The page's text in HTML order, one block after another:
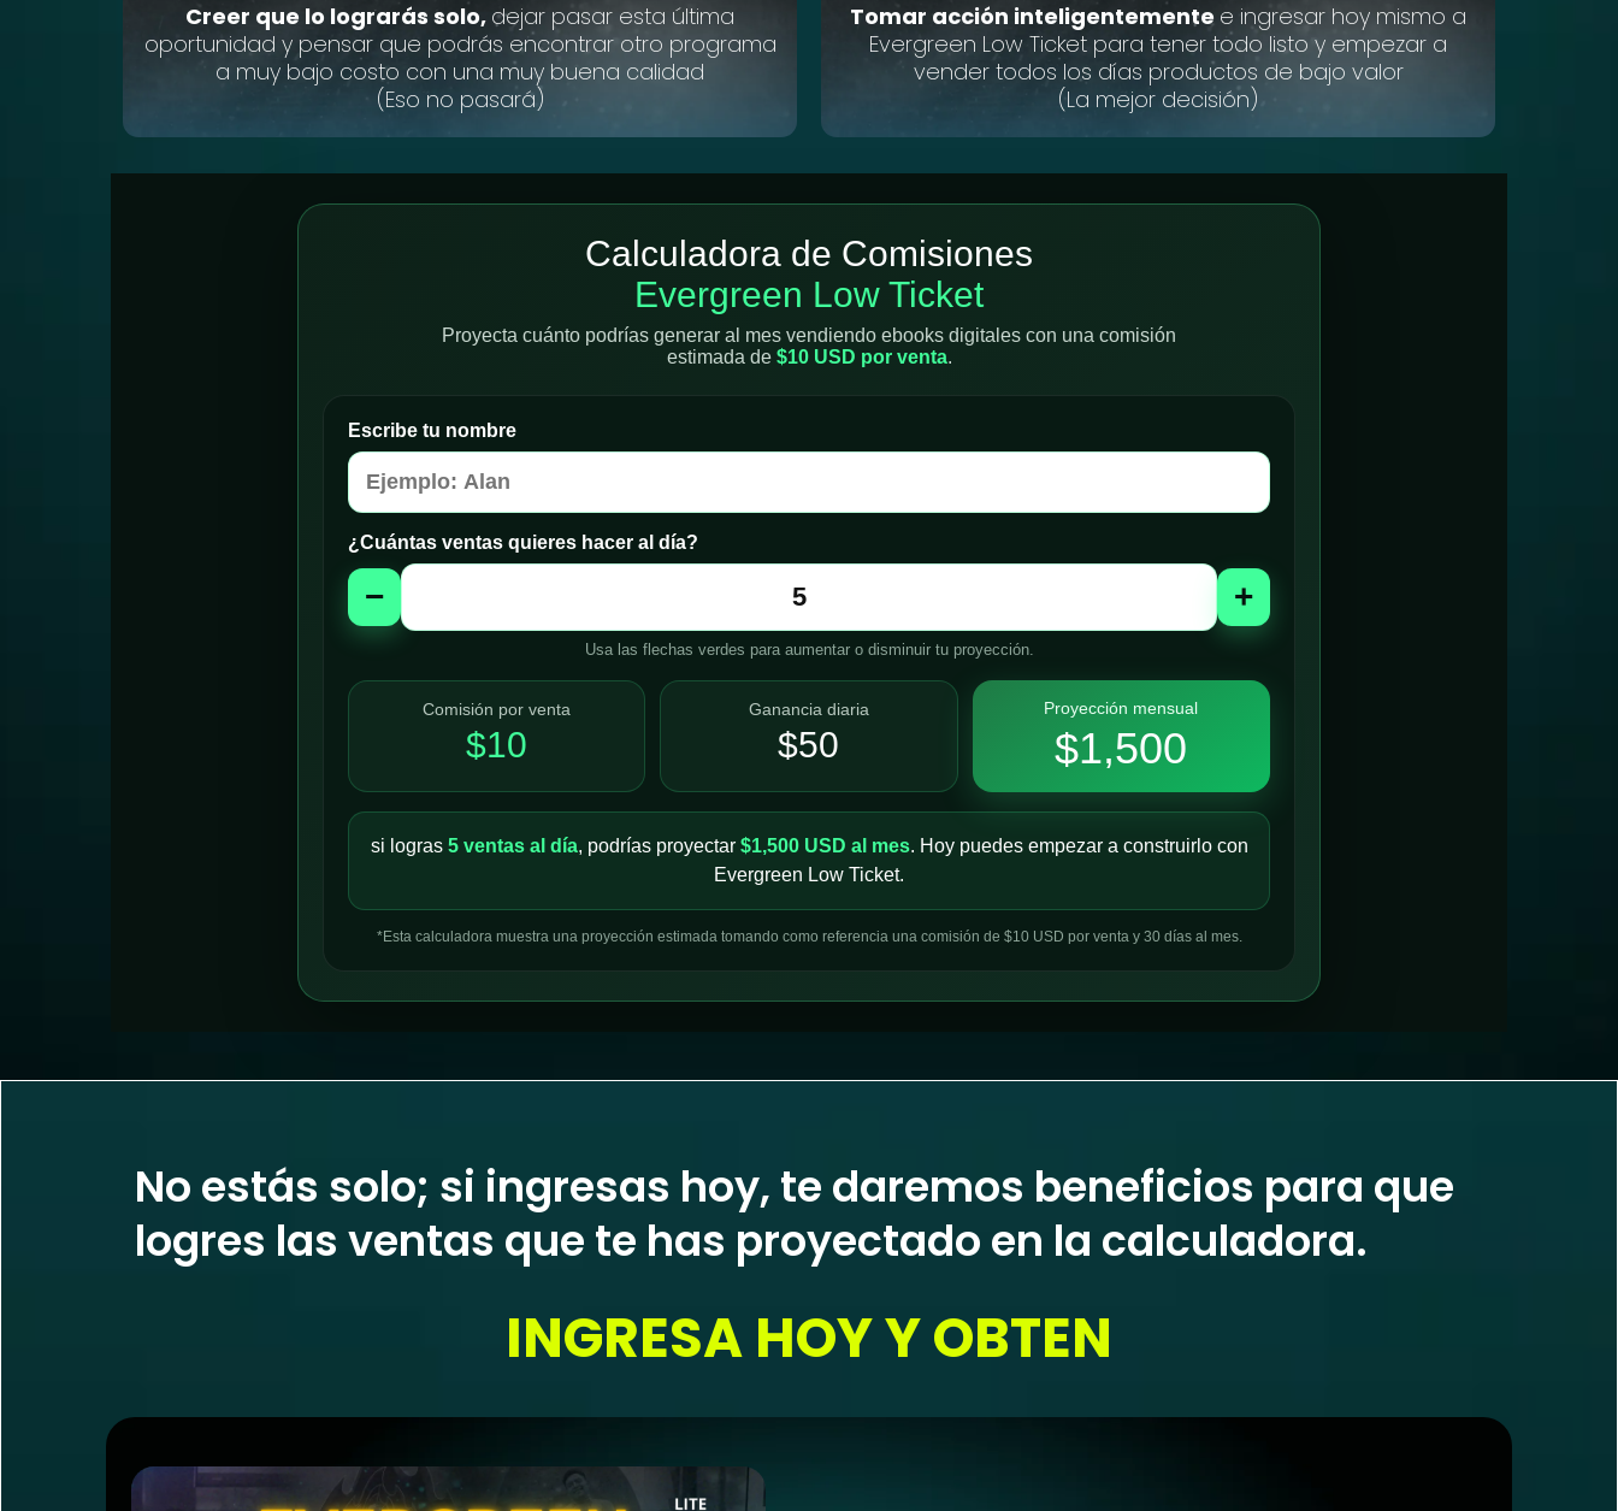
Creer que lo lograrás solo, dejar pasar esta última
oportunidad y pensar que podrás encontrar otro programa
a muy bajo costo con una muy buena calidad
(Eso no pasará)
Tomar acción inteligentemente e ingresar hoy mismo a
Evergreen Low Ticket para tener todo listo y empezar a
vender todos los días productos de bajo valor
(La mejor decisión)
Calculadora de Comisiones
Evergreen Low Ticket
Proyecta cuánto podrías generar al mes vendiendo ebooks digitales con una comisión
estimada de $10 USD por venta.
Escribe tu nombre
¿Cuántas ventas quieres hacer al día?
− +
Usa las flechas verdes para aumentar o disminuir tu proyección.
Comisión por venta
$10
Ganancia diaria
$50
Proyección mensual
$1,500
si logras 5 ventas al día, podrías proyectar $1,500 USD al mes. Hoy puedes empezar a construirlo con
Evergreen Low Ticket.
*Esta calculadora muestra una proyección estimada tomando como referencia una comisión de $10 USD por venta y 30 días al mes.
No estás solo; si ingresas hoy, te daremos beneficios para que
logres las ventas que te has proyectado en la calculadora.
INGRESA HOY Y OBTEN